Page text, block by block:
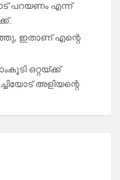
പറയണം എന്ന്
ഇതാണ് എന്റെ
ഒറ്റയ്ക്ക്
അളിയന്റെ